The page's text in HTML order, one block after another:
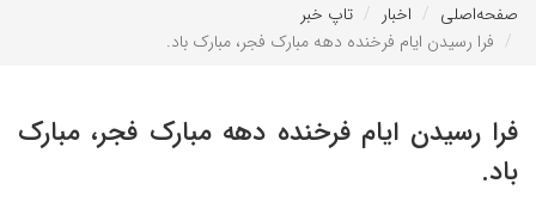
صفحه‌اصلی
اخبار
تاپ خبر
فرا رسیدن ایام فرخنده دهه مبارک فجر، مبارک باد.
فرا رسیدن ایام فرخنده دهه مبارک فجر، مبارک
باد.